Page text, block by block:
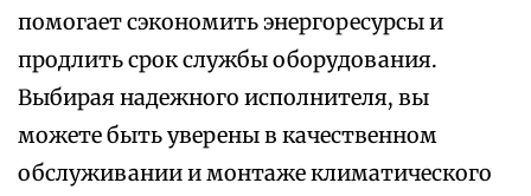
помогает сэкономить энергоресурсы и
продлить срок службы оборудования.
Выбирая надежного исполнителя, вы
можете быть уверены в качественном
обслуживании и монтаже климатического